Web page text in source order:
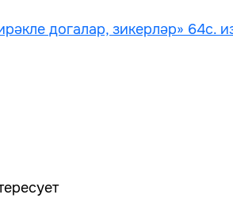
догалар, зикерләр» 64с.